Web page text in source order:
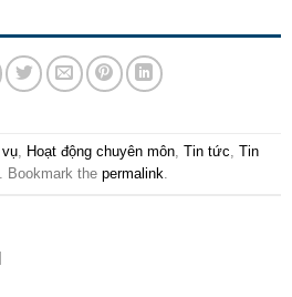
vụ, Hoạt động chuyên môn, Tin tức, Tin
. Bookmark the permalink.